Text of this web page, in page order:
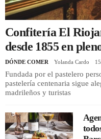
Confitería El
desde 1855 en
DÓNDE COMER Yolanda Cardo
Fundada por el pastelero
pastelería centenaria sigue
madrileños y turistas